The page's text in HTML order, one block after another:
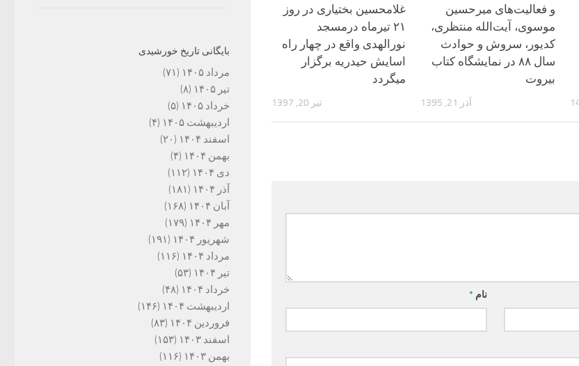
غلامحسین بختیاری در روز
۲۱ تیرماه درمسجد
نورالهدی واقع در چهار راه
اسایش حیدریه برگزار
میگردد
تیر 20, 1397
و فعالیت‌های میرحسین
موسوی، آیت‌الله منتظری،
کدیور، سروش و حوادث
سال ۸۸ در نمایشگاه کتاب
بیروت
آذر 21, 1395
نام*
بایگانی تاریخ خورشیدی
مرداد ۱۴۰۵
(۷۱)
تیر ۱۴۰۵
(۸)
خرداد ۱۴۰۵
(۵)
اردیبهشت ۱۴۰۵
(۴)
اسفند ۱۴۰۴
(۲۰)
بهمن ۱۴۰۴
(۴)
دی ۱۴۰۴
(۱۱۲)
آذر ۱۴۰۴
(۱۸۱)
آبان ۱۴۰۴
(۱۶۸)
مهر ۱۴۰۴
(۱۷۹)
شهریور ۱۴۰۴
(۱۹۱)
مرداد ۱۴۰۴
(۱۱۶)
تیر ۱۴۰۴
(۵۳)
خرداد ۱۴۰۴
(۴۸)
اردیبهشت ۱۴۰۴
(۱۴۶)
فروردین ۱۴۰۴
(۸۳)
اسفند ۱۴۰۳
(۱۵۳)
بهمن ۱۴۰۳
(۱۱۶)